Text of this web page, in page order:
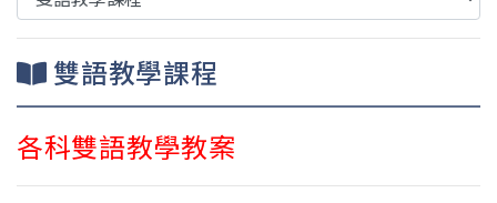
雙語教學課程
各科雙語教學教案